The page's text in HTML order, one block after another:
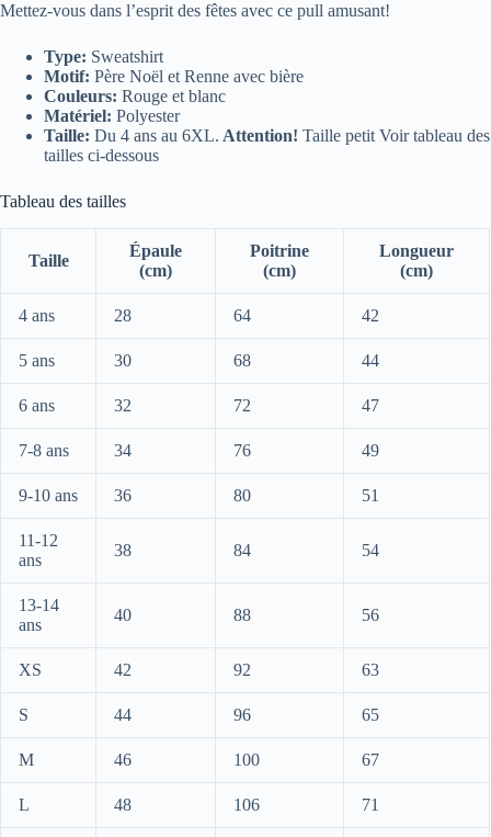
Mettez-vous dans l’esprit des fêtes avec ce pull amusant!
Type: Sweatshirt
Motif: Père Noël et Renne avec bière
Couleurs: Rouge et blanc
Matériel: Polyester
Taille: Du 4 ans au 6XL. Attention! Taille petit Voir tableau des
tailles ci-dessous
Tableau des tailles
Taille
Épaule
(cm)
Poitrine
(cm)
Longueur
(cm)
4 ans 28 64 42
5 ans 30 68 44
6 ans 32 72 47
7-8 ans 34 76 49
9-10 ans 36 80 51
11-12
ans
38 84 54
13-14
ans
40 88 56
XS 42 92 63
S 44 96 65
M 46 100 67
L 48 106 71